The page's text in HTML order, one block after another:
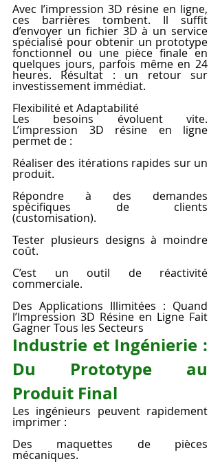
Avec l’impression 3D résine en ligne,
ces barrières tombent. Il suffit
d’envoyer un fichier 3D à un service
spécialisé pour obtenir un prototype
fonctionnel ou une pièce finale en
quelques jours, parfois même en 24
heures. Résultat : un retour sur
investissement immédiat.
Flexibilité et Adaptabilité
Les besoins évoluent vite.
L’impression 3D résine en ligne
permet de :
Réaliser des itérations rapides sur un
produit.
Répondre à des demandes
spécifiques de clients
(customisation).
Tester plusieurs designs à moindre
coût.
C’est un outil de réactivité
commerciale.
Des Applications Illimitées : Quand
l’Impression 3D Résine en Ligne Fait
Gagner Tous les Secteurs
Industrie et Ingénierie :
Du Prototype au
Produit Final
Les ingénieurs peuvent rapidement
imprimer :
Des maquettes de pièces
mécaniques.